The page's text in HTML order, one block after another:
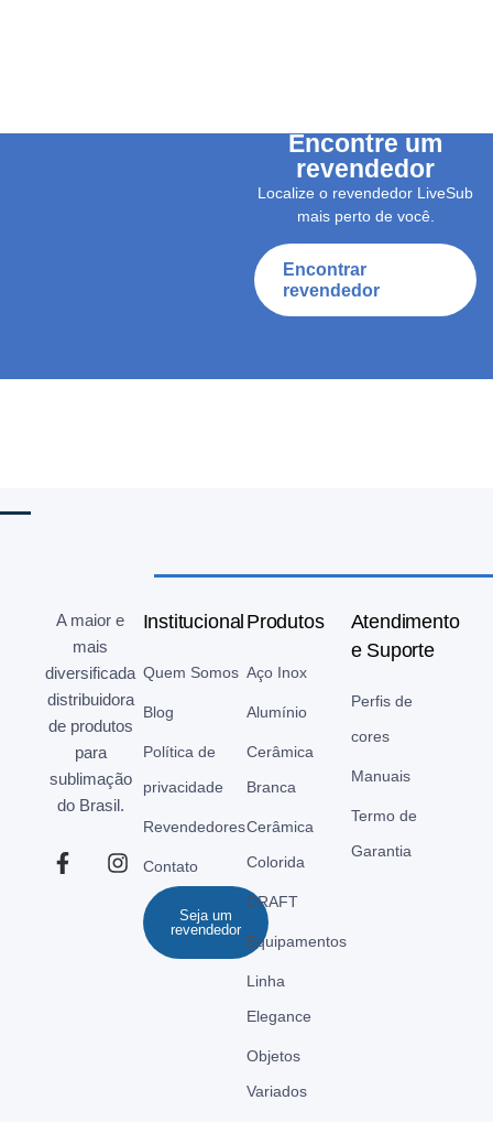
Encontre um
revendedor
Localize o revendedor LiveSub
mais perto de você.
Encontrar
revendedor
A maior e
mais
diversificada
distribuidora
de produtos
para
sublimação
do Brasil.
Institucional
Quem Somos
Blog
Política de
privacidade
Revendedores
Contato
Seja um
revendedor
Produtos
Aço Inox
Alumínio
Cerâmica
Branca
Cerâmica
Colorida
CRAFT
Equipamentos
Linha
Elegance
Objetos
Variados
Atendimento
e Suporte
Perfis de
cores
Manuais
Termo de
Garantia